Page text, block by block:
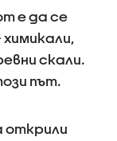
е да се
скали.
път.
открили